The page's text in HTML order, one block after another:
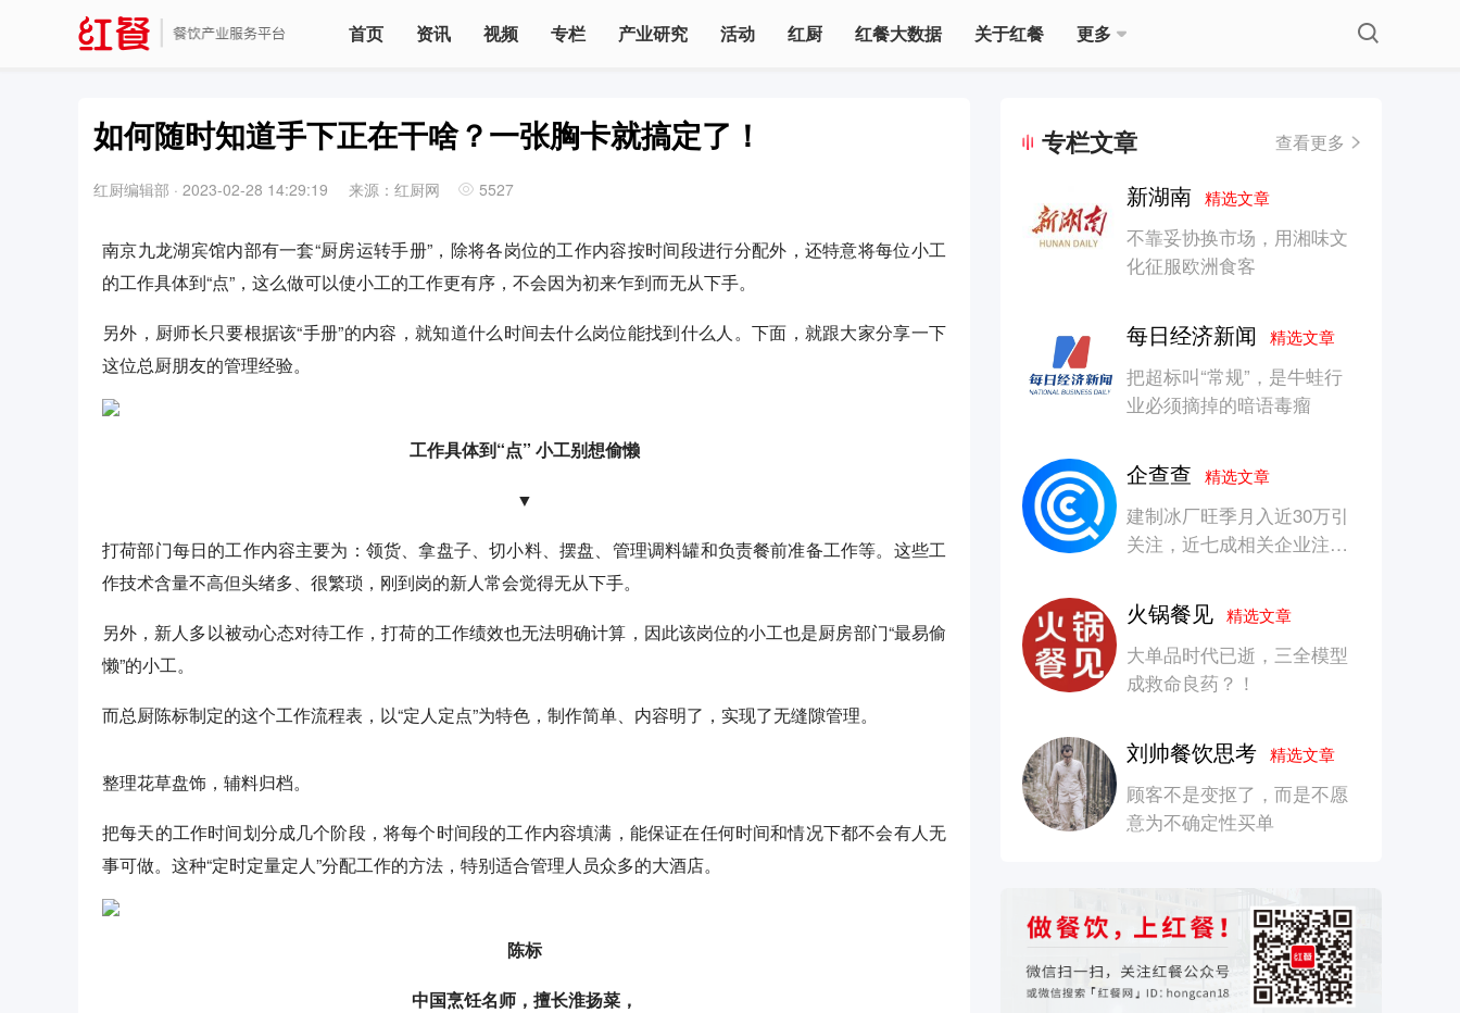
首页 资讯 视频 专栏 产业研究 活动 红厨 红餐大数据 关于红餐 更多
如何随时知道手下正在干啥？一张胸卡就搞定了！
红厨编辑部 · 2023-02-28 14:29:19 来源：红厨网 5527
南京九龙湖宾馆内部有一套“厨房运转手册”，除将各岗位的工作内容按时间段进行分配外，还特意将每位小工
的工作具体到“点”，这么做可以使小工的工作更有序，不会因为初来乍到而无从下手。
另外，厨师长只要根据该“手册”的内容，就知道什么时间去什么岗位能找到什么人。下面，就跟大家分享一下
这位总厨朋友的管理经验。
工作具体到“点” 小工别想偷懒
▼
打荷部门每日的工作内容主要为：领货、拿盘子、切小料、摆盘、管理调料罐和负责餐前准备工作等。这些工
作技术含量不高但头绪多、很繁琐，刚到岗的新人常会觉得无从下手。
另外，新人多以被动心态对待工作，打荷的工作绩效也无法明确计算，因此该岗位的小工也是厨房部门“最易偷
懒”的小工。
而总厨陈标制定的这个工作流程表，以“定人定点”为特色，制作简单、内容明了，实现了无缝隙管理。
整理花草盘饰，辅料归档。
把每天的工作时间划分成几个阶段，将每个时间段的工作内容填满，能保证在任何时间和情况下都不会有人无
事可做。这种“定时定量定人”分配工作的方法，特别适合管理人员众多的大酒店。
陈标
中国烹饪名师，擅长淮扬菜，
专栏文章 查看更多
新湖南精选文章
不靠妥协换市场，用湘味文
化征服欧洲食客
每日经济新闻精选文章
把超标叫“常规”，是牛蛙行
业必须摘掉的暗语毒瘤
企查查精选文章
建制冰厂旺季月入近30万引
关注，近七成相关企业注册
火锅餐见精选文章
大单品时代已逝，三全模型
成救命良药？！
刘帅餐饮思考精选文章
顾客不是变抠了，而是不愿
意为不确定性买单